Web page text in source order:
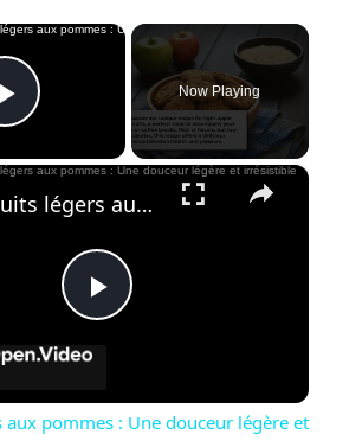
×
Play Video
Now Playing
×
Play
Biscuits légers aux pommes : Une douceur légère et irrésistible
aux pommes : Une douceur légère et